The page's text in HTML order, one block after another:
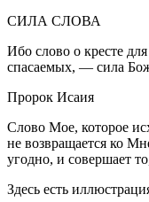
СИЛА СЛОВА
Ибо слово о кресте
спасаемых, — сила
Пророк Исаия
Слово Мое, которое
не возвращается ко
угодно, и совершает
Здесь есть